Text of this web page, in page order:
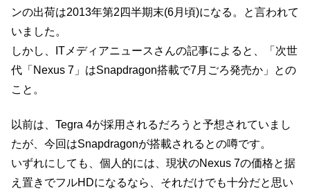
ンの出荷は2013年第2四半期末(6月頃)になる。と言われて
いました。
しかし、ITメディアニュースさんの記事によると、「次世
代「Nexus 7」はSnapdragon搭載で7月ごろ発売か」との
こと。
以前は、Tegra 4が採用されるだろうと予想されていまし
たが、今回はSnapdragonが搭載されるとの噂です。
いずれにしても、個人的には、現状のNexus 7の価格と据
え置きでフルHDになるなら、それだけでも十分だと思い